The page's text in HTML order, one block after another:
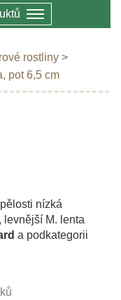
rostliny >
pot 6,5 cm
nízká
levnější M. lenta
a podkategorii